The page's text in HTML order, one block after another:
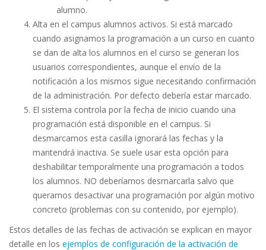
alumno.
Alta en el campus alumnos activos. Si está marcado
cuando asignamos la programación a un curso en cuanto
se dan de alta los alumnos en el curso se generan los
usuarios correspondientes, aunque el envío de la
notificación a los mismos sigue necesitando confirmación
de la administración. Por defecto debería estar marcado.
El sistema controla por la fecha de inicio cuando una
programación está disponible en el campus. Si
desmarcamos esta casilla ignorará las fechas y la
mantendrá inactiva. Se suele usar esta opción para
deshabilitar temporalmente una programación a todos
los alumnos. NO deberíamos desmarcarla salvo que
queramos desactivar una programación por algún motivo
concreto (problemas con su contenido, por ejemplo).
Estos detalles de las fechas de activación se explican en mayor
detalle en los ejemplos de configuración de la activación de